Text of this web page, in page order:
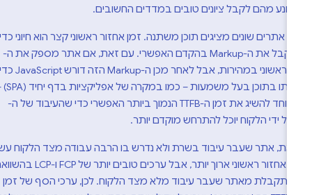
מהם לקבל ציונים טובים במדדים החשובים.
אתרים שונים מציגים תוכן משתנה. זמן אחזור ראשוני קצר הוא חיוני כדי
שהלקוח יקבל את ה-Markup בהקדם האפשרי. עם זאת, אם אתר מספק את ה-
Markup הראשוני במהירות, אבל לאחר מכן ה-Markup הזה דורש JavaScript כדי
לאכלס אותו בתוכן בעל משמעות – כמו במקרה של אפליקציות בדף יחיד (SPA) –
חשוב במיוחד להשיג את זמן ה-TTFB הנמוך ביותר האפשרי כדי שהעיבוד של ה-
אתר שעבר עיבוד בשרת ולא נדרש בו הרבה עבודה מצד הלקוח עשוי
להציג זמן אחזור ראשוני ארוך יותר, אבל ערכים טובים יותר של FCP ו-LCP בהשוואה
מאתר שעבר עיבוד מלא מצד הלקוח. לכן, ערכי הסף של זמן